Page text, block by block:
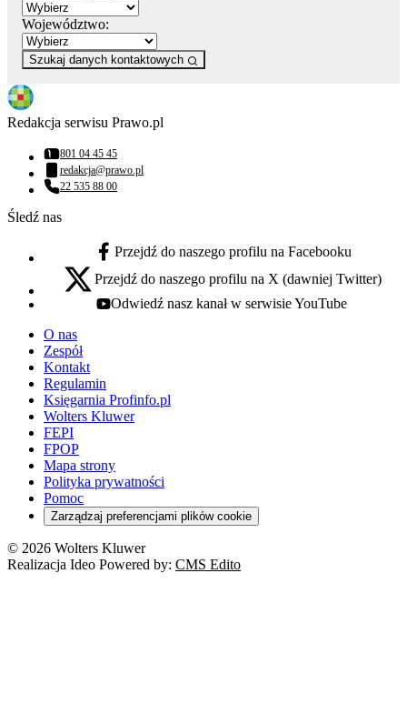
Województwo:
Szukaj danych kontaktowych
Redakcja serwisu Prawo.pl
Numer telefonu:
801 04 45 45
Adres email:
redakcja@prawo.pl
Numer telefonu:
22 535 88 00
Śledź nas
facebook - otwiera się w nowej karcie
Przejdź do naszego profilu na Facebooku
x - otwiera się w nowej karcie
Przejdź do naszego profilu na X (dawniej Twitter)
youtube - otwiera się w nowej karcie
Odwiedź nasz kanał w serwisie YouTube
O nas
Zespół
Kontakt
Regulamin
Księgarnia Profinfo.pl
Wolters Kluwer
FEPI
FPOP
Mapa strony
Polityka prywatności
Pomoc
Zarządzaj preferencjami plików cookie
© 2026 Wolters Kluwer
Realizacja Ideo Powered by: CMS Edito